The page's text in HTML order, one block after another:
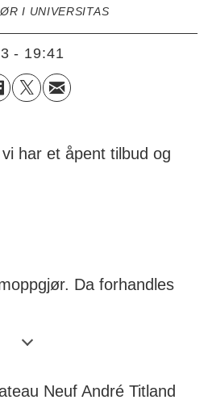
I UNIVERSITAS
- 19:41
har et åpent tilbud og
Da forhandles
medlemmer tatt ut i
Neuf André Titland